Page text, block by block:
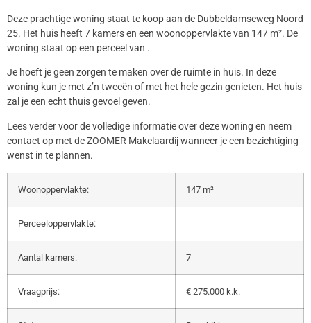
Deze prachtige woning staat te koop aan de Dubbeldamseweg Noord
25. Het huis heeft 7 kamers en een woonoppervlakte van 147 m². De
woning staat op een perceel van .
Je hoeft je geen zorgen te maken over de ruimte in huis. In deze
woning kun je met z’n tweeën of met het hele gezin genieten. Het huis
zal je een echt thuis gevoel geven.
Lees verder voor de volledige informatie over deze woning en neem
contact op met de ZOOMER Makelaardij wanneer je een bezichtiging
wenst in te plannen.
Woonoppervlakte: 147 m²
Perceeloppervlakte:
Aantal kamers: 7
Vraagprijs: € 275.000 k.k.